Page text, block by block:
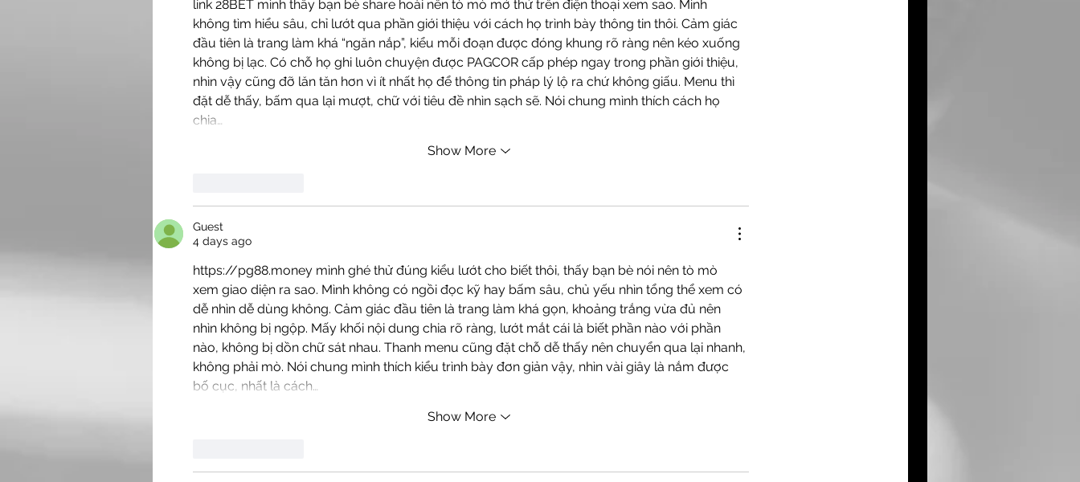
link 28BET mình thấy bạn bè share hoài nên tò mò mở thử trên điện thoại xem sao. Mình
không tìm hiểu sâu, chỉ lướt qua phần giới thiệu với cách họ trình bày thông tin thôi. Cảm giác
đầu tiên là trang làm khá “ngăn nắp”, kiểu mỗi đoạn được đóng khung rõ ràng nên kéo xuống
không bị lạc. Có chỗ họ ghi luôn chuyện được PAGCOR cấp phép ngay trong phần giới thiệu,
nhìn vậy cũng đỡ lăn tăn hơn vì ít nhất họ để thông tin pháp lý lộ ra chứ không giấu. Menu thì
đặt dễ thấy, bấm qua lại mượt, chữ với tiêu đề nhìn sạch sẽ. Nói chung mình thích cách họ
chia…
Show More
Guest
4 days ago
https://pg88.money mình ghé thử đúng kiểu lướt cho biết thôi, thấy bạn bè nói nên tò mò
xem giao diện ra sao. Mình không có ngồi đọc kỹ hay bấm sâu, chủ yếu nhìn tổng thể xem có
dễ nhìn dễ dùng không. Cảm giác đầu tiên là trang làm khá gọn, khoảng trắng vừa đủ nên
nhìn không bị ngộp. Mấy khối nội dung chia rõ ràng, lướt mắt cái là biết phần nào với phần
nào, không bị dồn chữ sát nhau. Thanh menu cũng đặt chỗ dễ thấy nên chuyển qua lại nhanh,
không phải mò. Nói chung mình thích kiểu trình bày đơn giản vậy, nhìn vài giây là nắm được
bố cục, nhất là cách…
Show More